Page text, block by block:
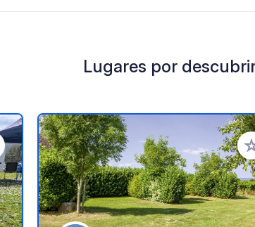
Lugares por
a tus favoritos